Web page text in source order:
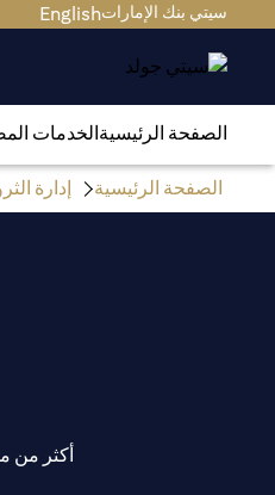
سيتي بنك الإماراتEnglish
الصفحة الرئيسيةالخدمات
الصفحة الرئيسية إدارة
أكثر من